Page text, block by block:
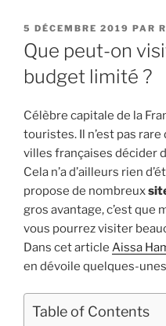
PUBLIÉ
LE
5 DÉCEMBRE 2019 PAR
Que peut-on
budget limité ?
Célèbre capitale de la
touristes. Il n’est pas
villes françaises décider
Cela n’a d’ailleurs rien
propose de nombreux
gros avantage, c’est que
vous pourrez visiter
Dans cet article Aissa
en dévoile quelques-
Table of Contents